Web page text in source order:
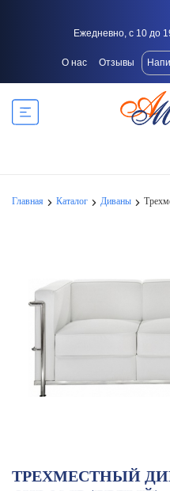
Ежедневно, с 10 до
О нас Отзывы
Главная Каталог Диваны
ТРЕХМЕСТНЫЙ